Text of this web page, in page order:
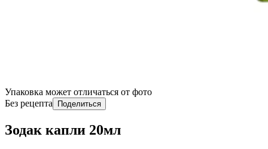
Упаковка может отличаться от фото
Без рецепта
Поделиться
Зодак капли 20мл